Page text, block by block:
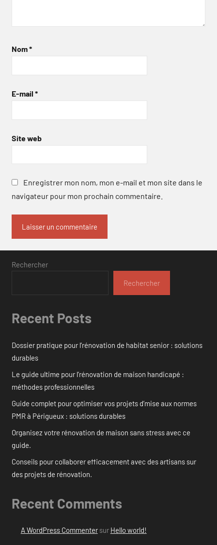
Nom*
E-mail *
Site web
Enregistrer mon nom, mon e-mail et mon site dans le
navigateur pour mon prochain commentaire.
Rechercher
Rechercher
Recent Posts
Dossier pratique pour l’rénovation de habitat senior : solutions
durables
Le guide ultime pour l’rénovation de maison handicapé :
méthodes professionnelles
Guide complet pour optimiser vos projets d’mise aux normes
PMR à Périgueux : solutions durables
Organisez votre rénovation de maison sans stress avec ce
guide.
Conseils pour collaborer efficacement avec des artisans sur
des projets de rénovation.
Recent Comments
A WordPress Commentersur Hello world!